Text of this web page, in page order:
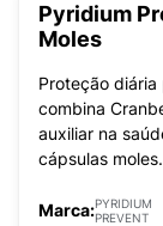
Pyridium
Moles
Proteção
combina
auxiliar na
cápsulas moles.
Marca:PYRIDIUM
PREVENT